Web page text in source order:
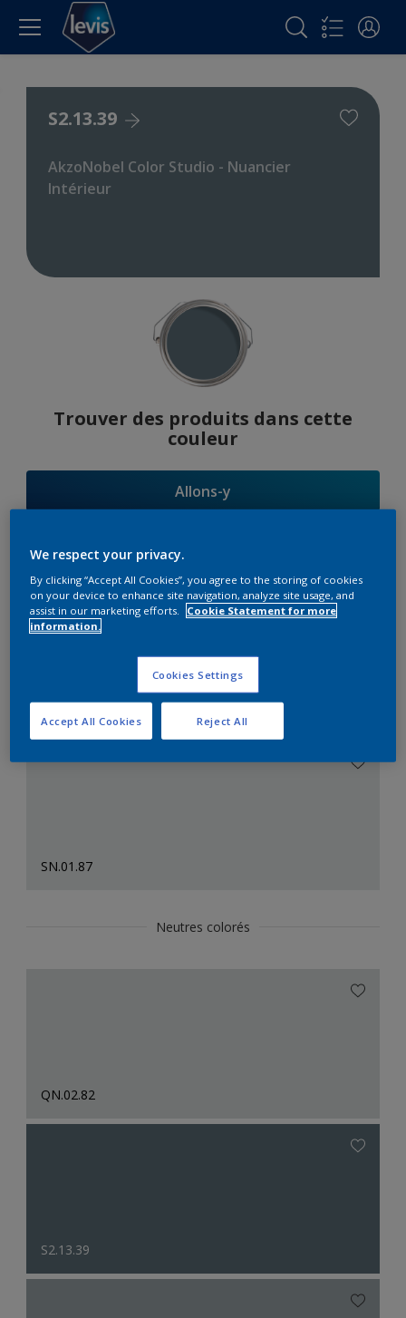
S2.13.39
AkzoNobel Color Studio - Nuancier
Intérieur
Trouver des produits dans cette
couleur
Allons-y
Suggestions
d'Harmonies
Le Blanc Parfait
SN.01.87
Neutres colorés
QN.02.82
S2.13.39
We respect your privacy.
By clicking “Accept All Cookies”, you agree to the storing of cookies
on your device to enhance site navigation, analyze site usage, and
assist in our marketing efforts.
Cookie Statement for more
information.
Cookies Settings
Reject All
Accept All Cookies